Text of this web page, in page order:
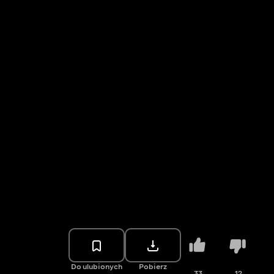
Do ulubionych Pobierz